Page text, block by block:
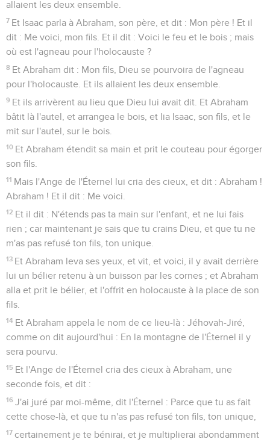
allaient les deux ensemble.
7 Et Isaac parla à Abraham, son père, et dit : Mon père ! Et il
dit : Me voici, mon fils. Et il dit : Voici le feu et le bois ; mais
où est l'agneau pour l'holocauste ?
8 Et Abraham dit : Mon fils, Dieu se pourvoira de l'agneau
pour l'holocauste. Et ils allaient les deux ensemble.
9 Et ils arrivèrent au lieu que Dieu lui avait dit. Et Abraham
bâtit là l'autel, et arrangea le bois, et lia Isaac, son fils, et le
mit sur l'autel, sur le bois.
10 Et Abraham étendit sa main et prit le couteau pour égorger
son fils.
11 Mais l'Ange de l'Éternel lui cria des cieux, et dit : Abraham !
Abraham ! Et il dit : Me voici.
12 Et il dit : N'étends pas ta main sur l'enfant, et ne lui fais
rien ; car maintenant je sais que tu crains Dieu, et que tu ne
m'as pas refusé ton fils, ton unique.
13 Et Abraham leva ses yeux, et vit, et voici, il y avait derrière
lui un bélier retenu à un buisson par les cornes ; et Abraham
alla et prit le bélier, et l'offrit en holocauste à la place de son
fils.
14 Et Abraham appela le nom de ce lieu-là : Jéhovah-Jiré,
comme on dit aujourd'hui : En la montagne de l'Éternel il y
sera pourvu.
15 Et l'Ange de l'Éternel cria des cieux à Abraham, une
seconde fois, et dit :
16 J'ai juré par moi-même, dit l'Éternel : Parce que tu as fait
cette chose-là, et que tu n'as pas refusé ton fils, ton unique,
17 certainement je te bénirai, et je multiplierai abondamment